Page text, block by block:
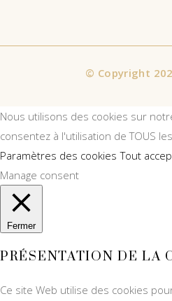
© Copyright
Nous utilisons des cookies sur
consentez à l'utilisation de TOUS
Paramètres des cookies Tout
Manage consent
Fermer
PRÉSENTATION DE LA
Ce site Web utilise des cookies